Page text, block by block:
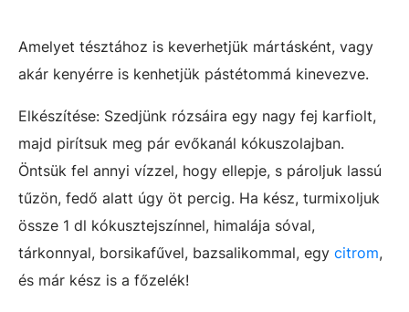
Amelyet tésztához is keverhetjük mártásként, vagy
akár kenyérre is kenhetjük pástétommá kinevezve.
Elkészítése: Szedjünk rózsáira egy nagy fej karfiolt,
majd pirítsuk meg pár evőkanál kókuszolajban.
Öntsük fel annyi vízzel, hogy ellepje, s pároljuk lassú
tűzön, fedő alatt úgy öt percig. Ha kész, turmixoljuk
össze 1 dl kókusztejszínnel, himalája sóval,
tárkonnyal, borsikafűvel, bazsalikommal, egy citrom,
és már kész is a főzelék!